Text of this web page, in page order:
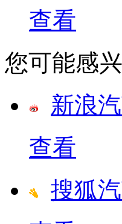
查看
您可能感
新浪
查看
搜狐